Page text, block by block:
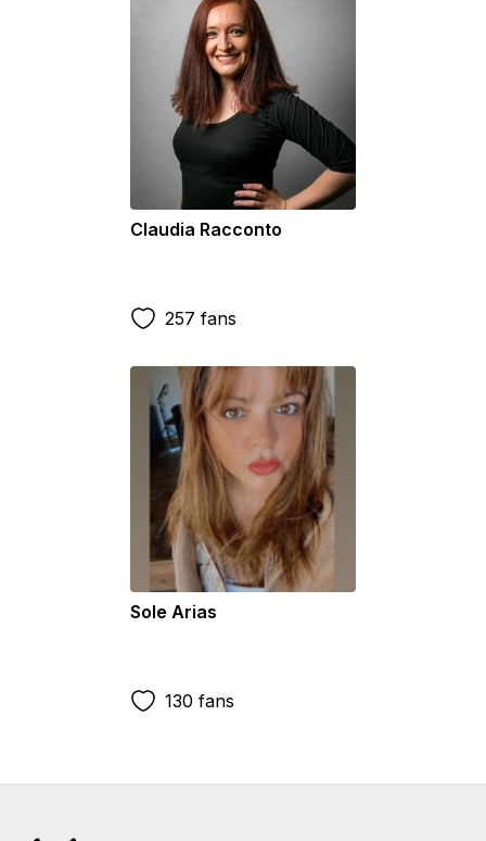
Claudia Racconto
257 fans
Sole Arias
130 fans